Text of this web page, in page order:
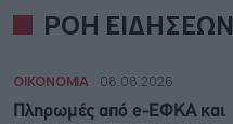
ΡΟΗ ΕΙΔΗΣΕΩΝ
ΟΙΚΟΝΟΜΙΑ 08.08.2026
Πληρωμές από e-ΕΦΚΑ και